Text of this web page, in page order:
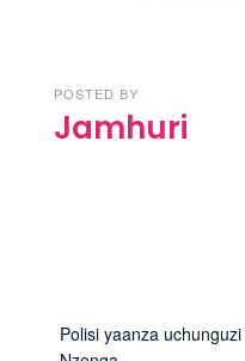
POSTED BY
Jamhuri
Polisi yaanza